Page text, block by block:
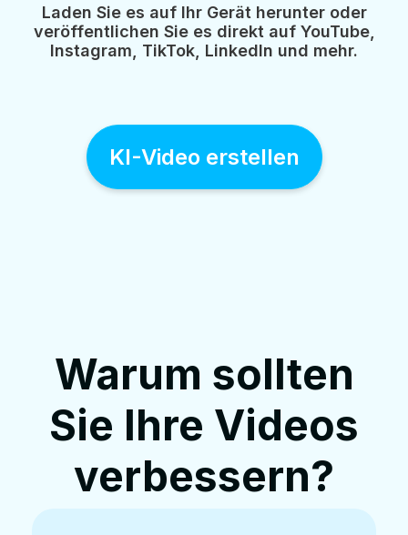
Laden Sie es auf Ihr Gerät herunter oder
veröffentlichen Sie es direkt auf YouTube,
Instagram, TikTok, LinkedIn und mehr.
KI-Video erstellen
Warum sollten
Sie Ihre Videos
verbessern?